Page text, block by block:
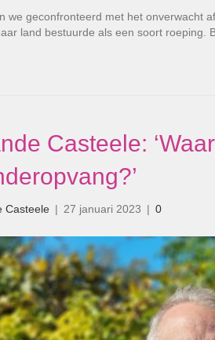
we geconfronteerd met het onverwacht
land bestuurde als een soort roeping.
Casteele:
Casteele | 27 januari 2023 | 0